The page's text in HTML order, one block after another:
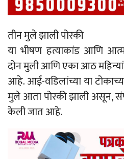
तीन मुले झाली पोरकी
या भीषण हत्याकांड आणि
दोन मुली आणि एका आठ
आहे. आई-वडिलांच्या या
मुले आता पोरकी झाली असून,
केली जात आहे.